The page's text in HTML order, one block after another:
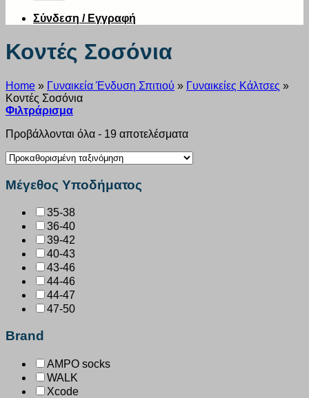
Σύνδεση / Εγγραφή
Κοντές Σοσόνια
Home » Γυναικεία Ένδυση Σπιτιού » Γυναικείες Κάλτσες »
Κοντές Σοσόνια
Φιλτράρισμα
Προβάλλονται όλα - 19 αποτελέσματα
Μέγεθος Υποδήματος
35-38
36-40
39-42
40-43
43-46
44-46
44-47
47-50
Brand
AMPO socks
WALK
Xcode